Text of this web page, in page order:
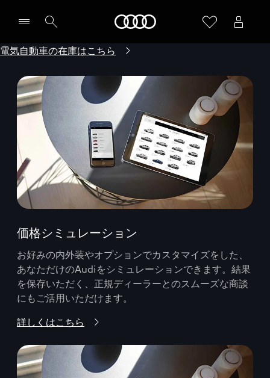
電気自動車の在庫はこちら
価格シミュレーション
お好みの内外装やオプションでカスタマイズをした、
あなただけのAudiをシミュレーションできます。結果
を保存いただく、正規ディーラーとのスムーズな商談
にもご活用いただけます。
詳しくはこちら